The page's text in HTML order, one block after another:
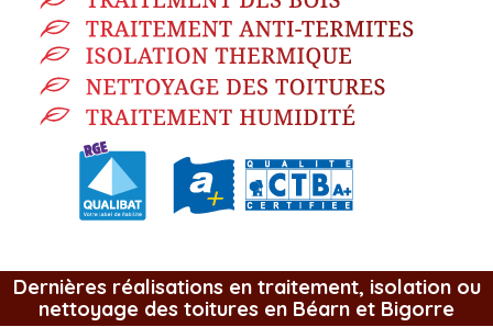
Dernières réalisations en traitement, isolation ou
nettoyage des toitures en Béarn et Bigorre